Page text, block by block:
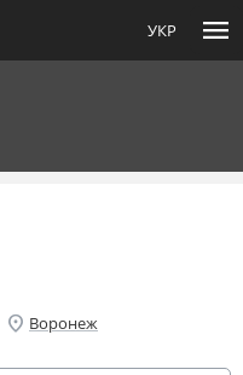
УКР menu
location_on Воронеж